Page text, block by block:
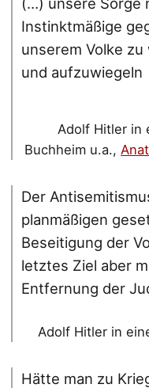
(…) unsere Sorge
Instinktmäßige
unserem Volke
und aufzuwiegeln
Adolf Hitler in
Buchheim u.a.,
Der
planmäßigen
Beseitigung der
letztes Ziel aber
Entfernung der
Adolf Hitler in
Hätte man zu